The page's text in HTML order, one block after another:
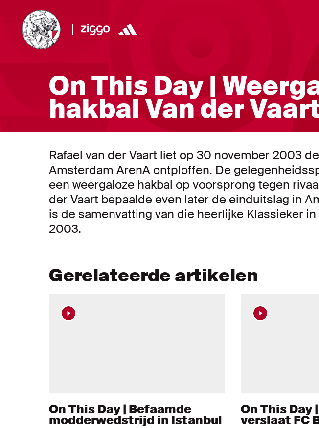
On This Day |
hakbal Van der
Rafael van der Vaart liet op 30 november 2003
Amsterdam ArenA ontploffen. De
een weergaloze hakbal op voorsprong tegen
der Vaart bepaalde even later de einduitslag in
is de samenvatting van die heerlijke Klassieker in
2003.
Gerelateerde artikelen
On This Day | Befaamde
modderwedstrijd in Istanbul
On This Day
verslaat FC